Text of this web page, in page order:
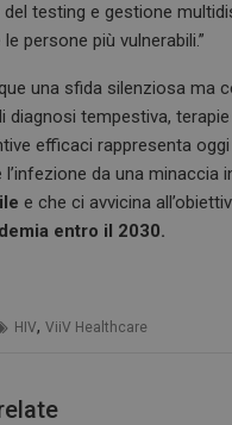
testing e gestione
persone più vulnerabili.”
una sfida silenziosa ma
diagnosi tempestiva,
efficaci rappresenta
da una minaccia
e che ci avvicina
entro il 2030.
HIV,ViiV Healthcare